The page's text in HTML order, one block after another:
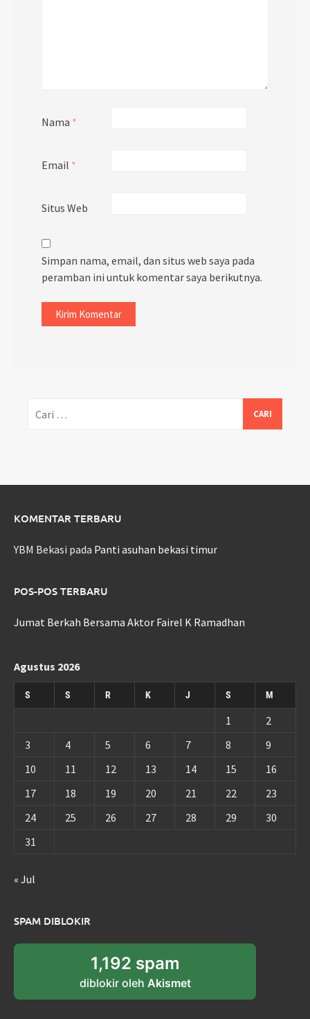
Nama *
Email *
Situs Web
Simpan nama, email, dan situs web saya pada
peramban ini untuk komentar saya berikutnya.
untuk:
KOMENTAR TERBARU
YBM Bekasi pada Panti asuhan bekasi timur
POS-POS TERBARU
Jumat Berkah Bersama Aktor Fairel K Ramadhan
Agustus 2026
S S R K J S M
1
2
3
4 5 6 7 8
9
10
11 12 13 14 15
16
17
18 19 20 21 22
23
24
25 26 27 28 29
30
31
« Jul
SPAM DIBLOKIR
1,192 spam
diblokir oleh Akismet